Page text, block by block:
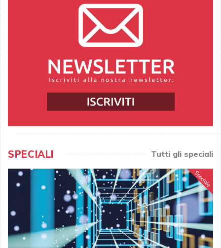
SPECIALI Tutti gli speciali
Speciale